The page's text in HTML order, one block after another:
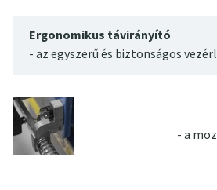
Ergonomikus távirányító
- az egyszerű és biztonságos
- a